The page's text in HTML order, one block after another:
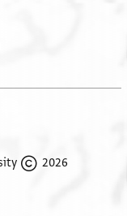
2026 The Trustees of Princeton University